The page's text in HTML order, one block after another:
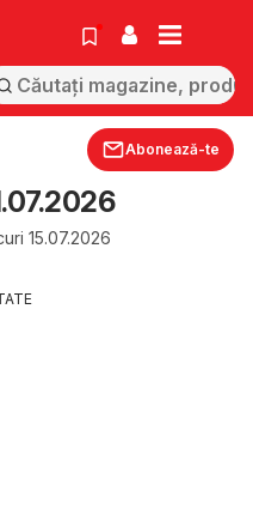
Abonează-te
15.07.2026